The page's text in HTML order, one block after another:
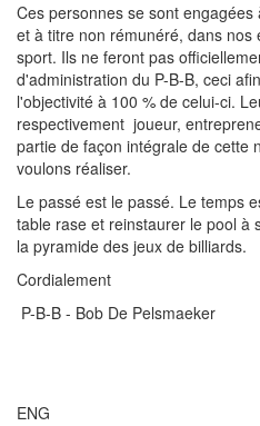
Ces personnes se sont
et à titre non rémunéré, dans
sport. Ils ne feront pas
d'administration du P-B-B, ceci
l'objectivité à 100 % de celui-ci.
respectivement joueur,
partie de façon intégrale de cette
voulons réaliser.
Le passé est le passé. Le temps
table rase et reinstaurer le pool à
la pyramide des jeux de billiards.
Cordialement
P-B-B - Bob De Pelsmaeker
ENG